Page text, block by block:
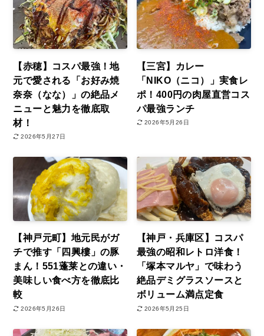
【赤穂】コスパ最強！地
元で愛される「お好み焼
奈奈（なな）」の絶品メ
ニューと魅力を徹底取
材！
2026年5月27日
【三宮】カレー
「NIKO（ニコ）」実食レ
ポ！400円の肉屋直営コス
パ最強ランチ
2026年5月26日
【神戸元町】地元民がガ
チで推す「四興樓」の豚
まん！551蓬莱との違い・
美味しい食べ方を徹底比
較
2026年5月26日
【神戸・兵庫区】コスパ
最強の昭和レトロ洋食！
「塚本マルヤ」で味わう
絶品デミグラスソースと
ボリューム満点定食
2026年5月25日